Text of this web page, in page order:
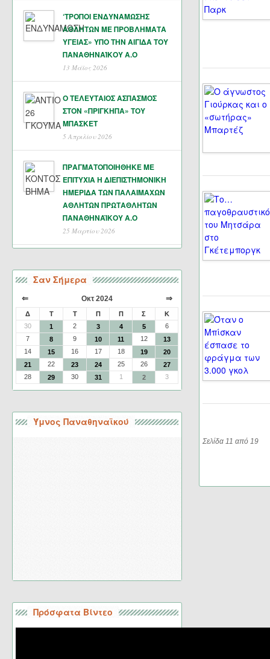
‘ΤΡΟΠΟΙ ΕΝΔΥΝΑΜΩΣΗΣ
ΑΘΛΗΤΩΝ ΜΕ ΠΡΟΒΛΗΜΑΤΑ
ΥΓΕΙΑΣ» ΥΠΟ ΤΗΝ ΑΙΓΙΔΑ ΤΟΥ
ΠΑΝΑΘΗΝΑΊΚΟΥ Α.Ο
13 Μάϊος 2026
Ο ΤΕΛΕΥΤΑΙΟΣ ΑΣΠΑΣΜΟΣ
ΣΤΟΝ «ΠΡΙΓΚΗΠΑ» ΤΟΥ
ΜΠΑΣΚΕΤ
5 Απριλίου 2026
ΠΡΑΓΜΑΤΟΠΟΙΗΘΗΚΕ ΜΕ
ΕΠΙΤΥΧΙΑ Η ΔΙΕΠΙΣΤΗΜΟΝΙΚΗ
ΗΜΕΡΙΔΑ ΤΩΝ ΠΑΛΑΙΜΑΧΩΝ
ΑΘΛΗΤΩΝ ΠΡΩΤΑΘΛΗΤΩΝ
ΠΑΝΑΘΗΝΑΪΚΟΥ Α.Ο
25 Μαρτίου 2026
Σαν Σήμερα
⇐ Οκτ 2024 ⇒
Δ Τ Τ Π Π Σ
Κ
30
1 2 3 4 5
6
7
8 9 10 11 12
13
14
15 16 17 18 19
20
21
22 23 24 25 26
27
28
29 30 31 1 2 3
Ύμνος Παναθηναϊκού
Πρόσφατα Βίντεο
Σελίδα 11 από 19